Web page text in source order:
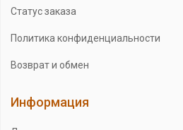
Статус заказа
Политика конфиденциальности
Возврат и обмен
Информация